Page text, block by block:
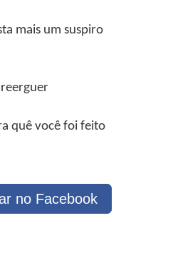
mais um suspiro
quê você foi feito
no Facebook